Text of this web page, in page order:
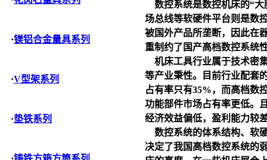
·镁铝合金量具系列
·V型架系列
·垫铁系列
数控系统是数控机床的“大
场总线等软硬件平台则是数
被国外产品所垄断，因此在
重制约了国产高档数控系统
机床工具行业属于技术密
等产业秉性。目前行业配套
占有率只有35%，而高档数
功能部件市场占有率更低。
经济效益偏低，盈利能力较
数控系统的体系结构、软
决定了我国高档数控系统的